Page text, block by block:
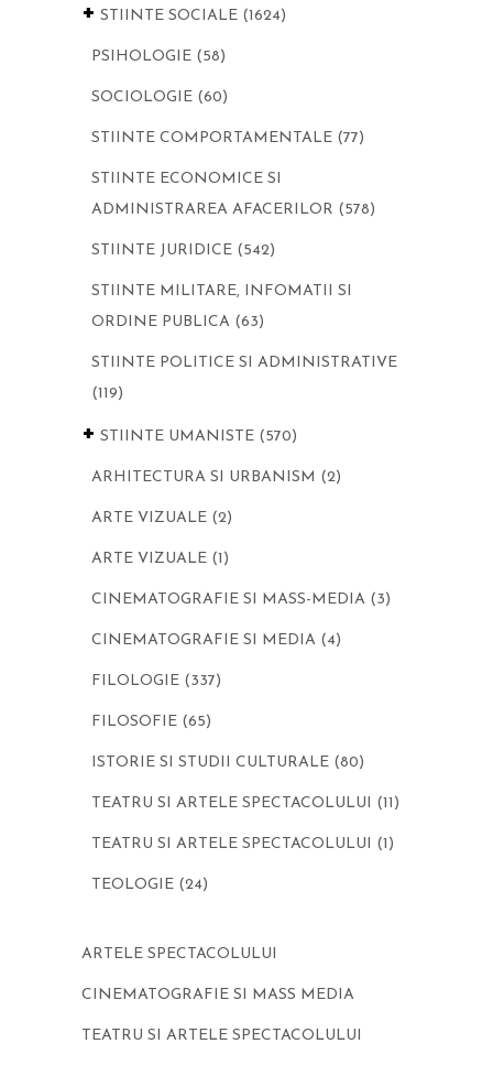
+ STIINTE SOCIALE (1624)
PSIHOLOGIE (58)
SOCIOLOGIE (60)
STIINTE COMPORTAMENTALE (77)
STIINTE ECONOMICE SI
ADMINISTRAREA AFACERILOR (578)
STIINTE JURIDICE (542)
STIINTE MILITARE, INFOMATII SI
ORDINE PUBLICA (63)
STIINTE POLITICE SI ADMINISTRATIVE
(119)
+ STIINTE UMANISTE (570)
ARHITECTURA SI URBANISM (2)
ARTE VIZUALE (2)
ARTE VIZUALE (1)
CINEMATOGRAFIE SI MASS-MEDIA (3)
CINEMATOGRAFIE SI MEDIA (4)
FILOLOGIE (337)
FILOSOFIE (65)
ISTORIE SI STUDII CULTURALE (80)
TEATRU SI ARTELE SPECTACOLULUI (11)
TEATRU SI ARTELE SPECTACOLULUI (1)
TEOLOGIE (24)
ARTELE SPECTACOLULUI
CINEMATOGRAFIE SI MASS MEDIA
TEATRU SI ARTELE SPECTACOLULUI